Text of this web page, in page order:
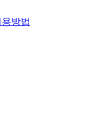
방법